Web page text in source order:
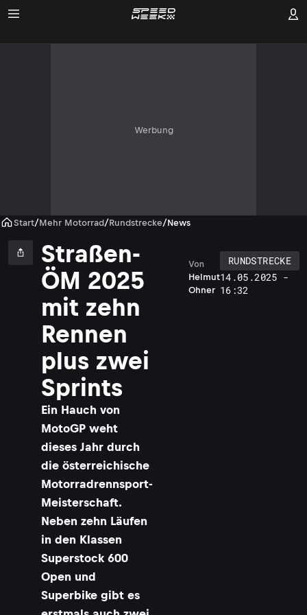
Werbung
Start/Mehr Motorrad/Rundstrecke/News
Straßen-
ÖM 2025
mit zehn
Rennen
plus zwei
Sprints
Ein Hauch von
MotoGP weht
dieses Jahr durch
die österreichische
Motorradrennsport-
Meisterschaft.
Neben zehn Läufen
in den Klassen
Superstock 600
Open und
Superbike gibt es
Helmut
Ohner
Von
RUNDSTRECKE
14.05.2025 -
16:32